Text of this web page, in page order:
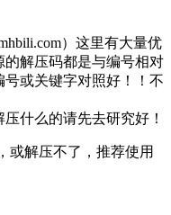
）这里有大量优
的解压码都是与编号相对
或关键字对照好！！不
什么的请先去研究好！
或解压不了，推荐使用